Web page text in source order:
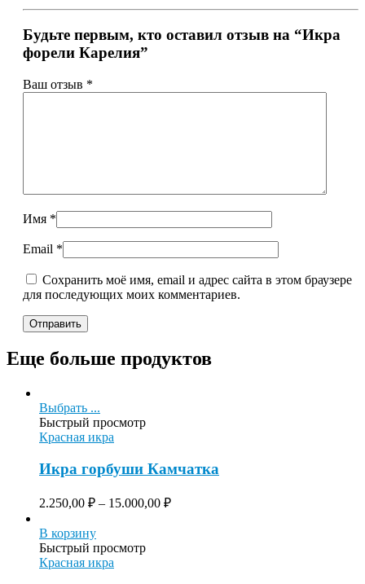
Будьте первым, кто оставил отзыв на “Икра
форели Карелия”
Ваш отзыв *
Имя *
Email *
Сохранить моё имя, email и адрес сайта в этом браузере
для последующих моих комментариев.
Еще больше продуктов
Выбрать ...
Быстрый просмотр
Красная икра
Икра горбуши Камчатка
2.250,00 ₽ – 15.000,00 ₽
В корзину
Быстрый просмотр
Красная икра